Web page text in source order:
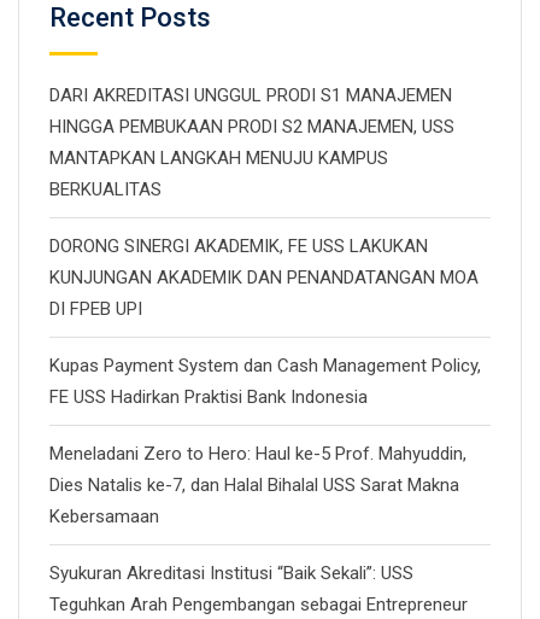
Recent Posts
DARI AKREDITASI UNGGUL PRODI S1 MANAJEMEN
HINGGA PEMBUKAAN PRODI S2 MANAJEMEN, USS
MANTAPKAN LANGKAH MENUJU KAMPUS
BERKUALITAS
DORONG SINERGI AKADEMIK, FE USS LAKUKAN
KUNJUNGAN AKADEMIK DAN PENANDATANGAN MOA
DI FPEB UPI
Kupas Payment System dan Cash Management Policy,
FE USS Hadirkan Praktisi Bank Indonesia
Meneladani Zero to Hero: Haul ke-5 Prof. Mahyuddin,
Dies Natalis ke-7, dan Halal Bihalal USS Sarat Makna
Kebersamaan
Syukuran Akreditasi Institusi “Baik Sekali”: USS
Teguhkan Arah Pengembangan sebagai Entrepreneur